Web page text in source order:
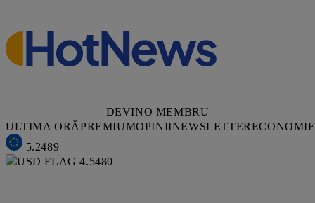
DEVINO MEMBRU
ULTIMA ORĂPREMIUMOPINIINEWSLETTERECONOMIE
5.2489
4.5480